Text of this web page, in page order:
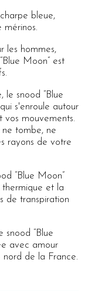
bleue,
mérinos.
les hommes,
Moon” est
le snood “Blue
s'enroule autour
mouvements.
tombe, ne
rayons de votre
“Blue Moon”
et la
de transpiration
snood “Blue
avec amour
nord de la France.